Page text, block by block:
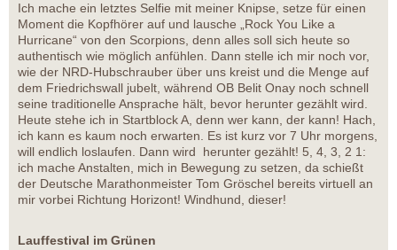
Ich mache ein letztes Selfie mit meiner Knipse, setze für einen
Moment die Kopfhörer auf und lausche „Rock You Like a
Hurricane“ von den Scorpions, denn alles soll sich heute so
authentisch wie möglich anfühlen. Dann stelle ich mir noch vor,
wie der NRD-Hubschrauber über uns kreist und die Menge auf
dem Friedrichswall jubelt, während OB Belit Onay noch schnell
seine traditionelle Ansprache hält, bevor herunter gezählt wird.
Heute stehe ich in Startblock A, denn wer kann, der kann! Hach,
ich kann es kaum noch erwarten. Es ist kurz vor 7 Uhr morgens,
will endlich loslaufen. Dann wird herunter gezählt! 5, 4, 3, 2 1:
ich mache Anstalten, mich in Bewegung zu setzen, da schießt
der Deutsche Marathonmeister Tom Gröschel bereits virtuell an
mir vorbei Richtung Horizont! Windhund, dieser!
Lauffestival im Grünen